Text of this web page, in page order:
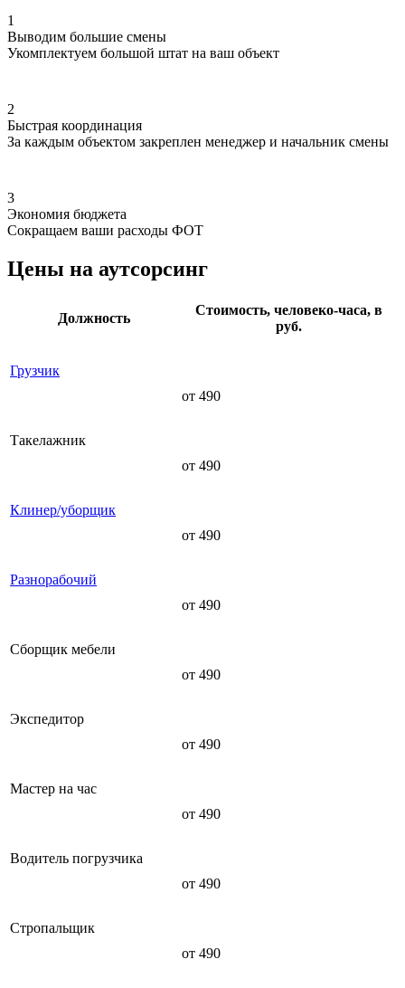
1
Выводим большие смены
Укомплектуем большой штат на ваш объект
2
Быстрая координация
За каждым объектом закреплен менеджер и начальник смены
3
Экономия бюджета
Сокращаем ваши расходы ФОТ
Цены на аутсорсинг
Должность
Стоимость, человеко-часа, в
руб.
Грузчик
от 490
Такелажник
от 490
Клинер/уборщик
от 490
Разнорабочий
от 490
Сборщик мебели
от 490
Экспедитор
от 490
Мастер на час
от 490
Водитель погрузчика
от 490
Стропальщик
от 490